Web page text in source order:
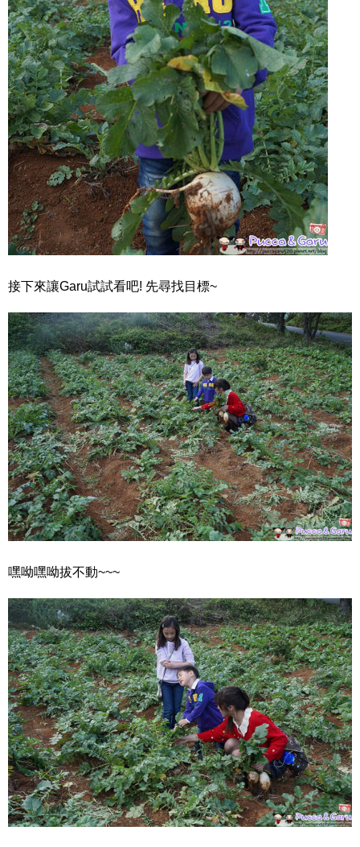
接下來讓Garu試試看吧! 先尋找目標~
嘿呦嘿呦拔不動~~~